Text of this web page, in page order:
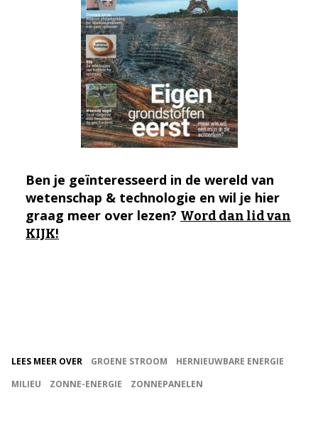
Ben je geïnteresseerd in de wereld van
wetenschap & technologie en wil je hier
graag meer over lezen? Word dan lid van
KIJK!
LEES MEER OVER GROENE STROOM
HERNIEUWBARE ENERGIE
MILIEU
ZONNE-ENERGIE ZONNEPANELEN